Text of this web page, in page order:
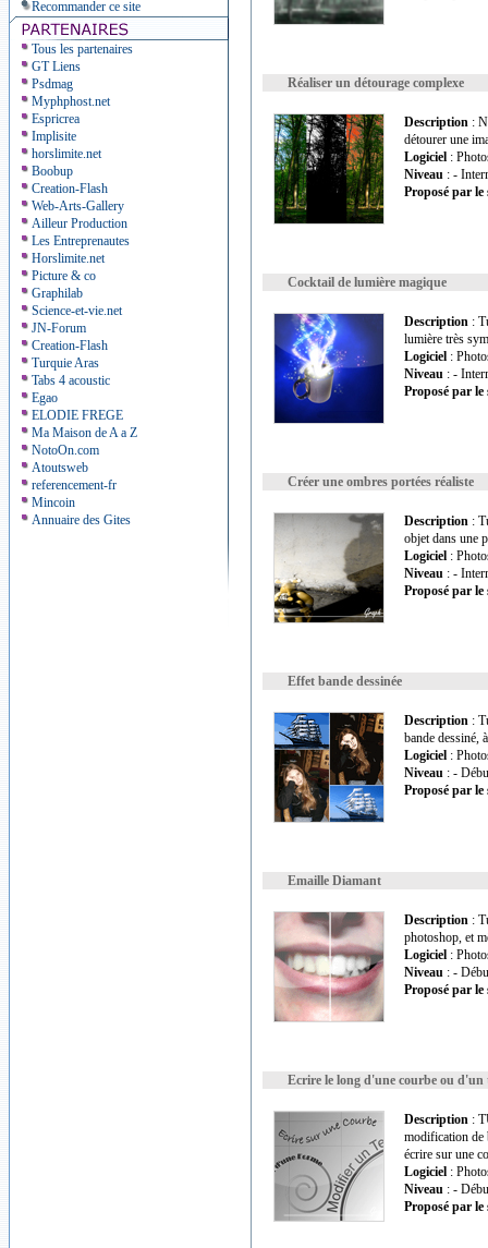
Recommander ce site
Tous les partenaires
GT Liens
Psdmag
Myphphost.net
Espricrea
Implisite
horslimite.net
Boobup
Creation-Flash
Web-Arts-Gallery
Ailleur Production
Les Entreprenautes
Horslimite.net
Picture & co
Graphilab
Science-et-vie.net
JN-Forum
Creation-Flash
Turquie Aras
Tabs 4 acoustic
Egao
ELODIE FREGE
Ma Maison de A a Z
NotoOn.com
Atoutsweb
referencement-fr
Mincoin
Annuaire des Gites
Réaliser un détourage complexe
Description :
détourer une
Logiciel :
Niveau : -
Proposé par le
Cocktail de lumière magique
Description :
lumière très
Logiciel :
Niveau : -
Proposé par le
Créer une ombres portées réaliste
Description :
objet dans une
Logiciel :
Niveau : -
Proposé par le
Effet bande dessinée
Description :
bande dessiné,
Logiciel :
Niveau : -
Proposé par le
Emaille Diamant
Description :
photoshop, et
Logiciel :
Niveau : -
Proposé par le
Ecrire le long d'une courbe ou d'un
Description :
modification de
écrire sur une
Logiciel :
Niveau : -
Proposé par le